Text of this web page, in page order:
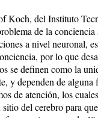
Koch, del Instituto
de la conciencia
a nivel neuronal,
por lo que
se definen como la
y dependen de alguna
de atención, los
del cerebro para